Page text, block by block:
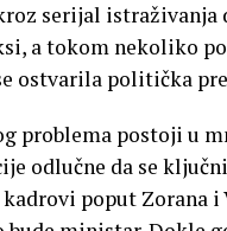
serijal istraživanja
a tokom nekoliko
ostvarila politička
problema postoji u
odlučne da se
kadrovi poput Zorana